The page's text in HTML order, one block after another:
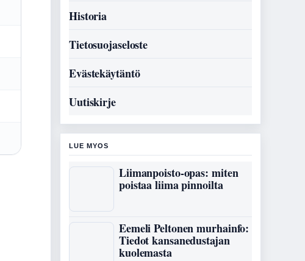
Historia
Tietosuojaseloste
Evästekäytäntö
Uutiskirje
LUE MYOS
Liimanpoisto-opas: miten
poistaa liima pinnoilta
Eemeli Peltonen murhainfo:
Tiedot kansanedustajan
kuolemasta